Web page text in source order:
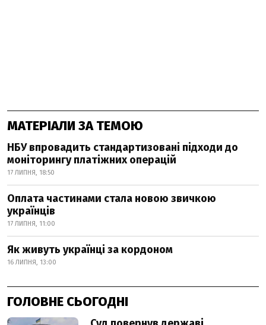
МАТЕРІАЛИ ЗА ТЕМОЮ
НБУ впровадить стандартизовані підходи до
моніторингу платіжних операцій
17 ЛИПНЯ, 18:50
Оплата частинами стала новою звичкою
українців
17 ЛИПНЯ, 11:00
Як живуть українці за кордоном
16 ЛИПНЯ, 13:00
ГОЛОВНЕ СЬОГОДНІ